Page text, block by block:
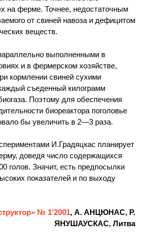
на ферме. Точнее, недостаточным
от свиней навоза и дефицитом
веществ.
выполненными в
и в фермерском хозяйстве,
кормлении свиней сухими
съеденный килограмм
Поэтому для обеспечения
биореактора поголовье
бы увеличить в 2—3 раза.
И.Градяцкас планирует
доведя число содержащихся
голов. Значит, есть предпосылки
показателей и по выходу
№ 1’2001, А. АНЦЮНАС, Р.
ЯНУШАУСКАС, Литва